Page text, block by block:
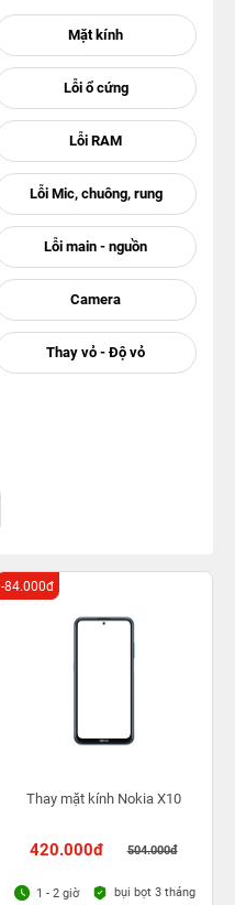
Thay mặt kính Nokia X10
420.000đ 504.000đ
-84.000đ
1 - 2 giờ bụi bọt 3 tháng